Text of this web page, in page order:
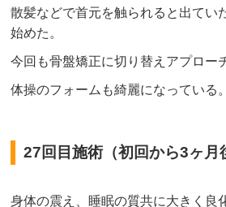
散髪などで首元を触られると出てい
始めた。
今回も骨盤矯正に切り替えアプロー
体操のフォームも綺麗になっている。
27回目施術（初回から3ヶ月
身体の震え、睡眠の質共に大きく良